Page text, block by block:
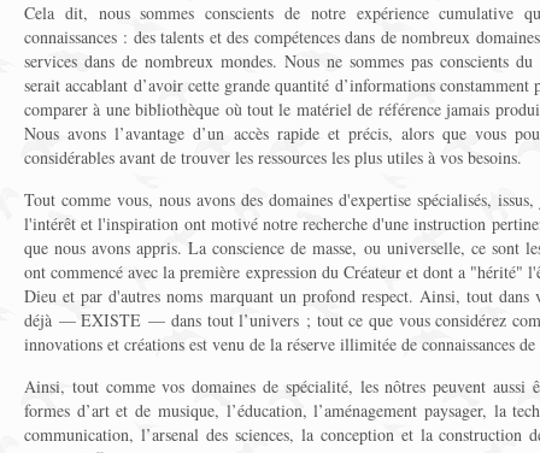
Cela dit, nous sommes conscients de notre expérience cumulative
connaissances : des talents et des compétences dans de nombreux
services dans de nombreux mondes. Nous ne sommes pas conscients
serait accablant d’avoir cette grande quantité d’informations
comparer à une bibliothèque où tout le matériel de référence jamais
Nous avons l’avantage d’un accès rapide et précis, alors que vous
considérables avant de trouver les ressources les plus utiles à vos besoins.
Tout comme vous, nous avons des domaines d'expertise spécialisés,
l'intérêt et l'inspiration ont motivé notre recherche d'une instruction
que nous avons appris. La conscience de masse, ou universelle, ce sont
ont commencé avec la première expression du Créateur et dont a "hérité"
Dieu et par d'autres noms marquant un profond respect. Ainsi, tout dans
déjà — EXISTE — dans tout l’univers ; tout ce que vous considérez
innovations et créations est venu de la réserve illimitée de connaissances
Ainsi, tout comme vos domaines de spécialité, les nôtres peuvent aussi
formes d’art et de musique, l’éducation, l’aménagement paysager, la
communication, l’arsenal des sciences, la conception et la construction